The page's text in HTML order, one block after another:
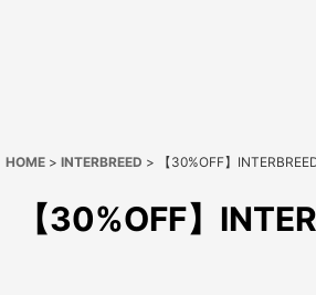
HOME > INTERBREED > 【30%OFF】
【30%OFF】